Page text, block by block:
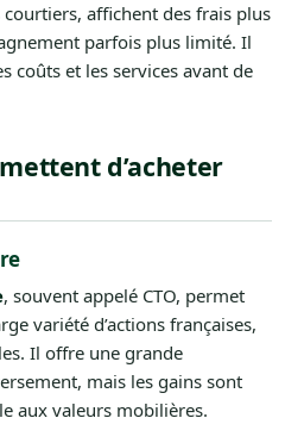
affichent des frais plus
parfois plus limité. Il
coûts et les services avant de
d’acheter
, souvent appelé CTO, permet
variété d’actions françaises,
Il offre une grande
mais les gains sont
aux valeurs mobilières.